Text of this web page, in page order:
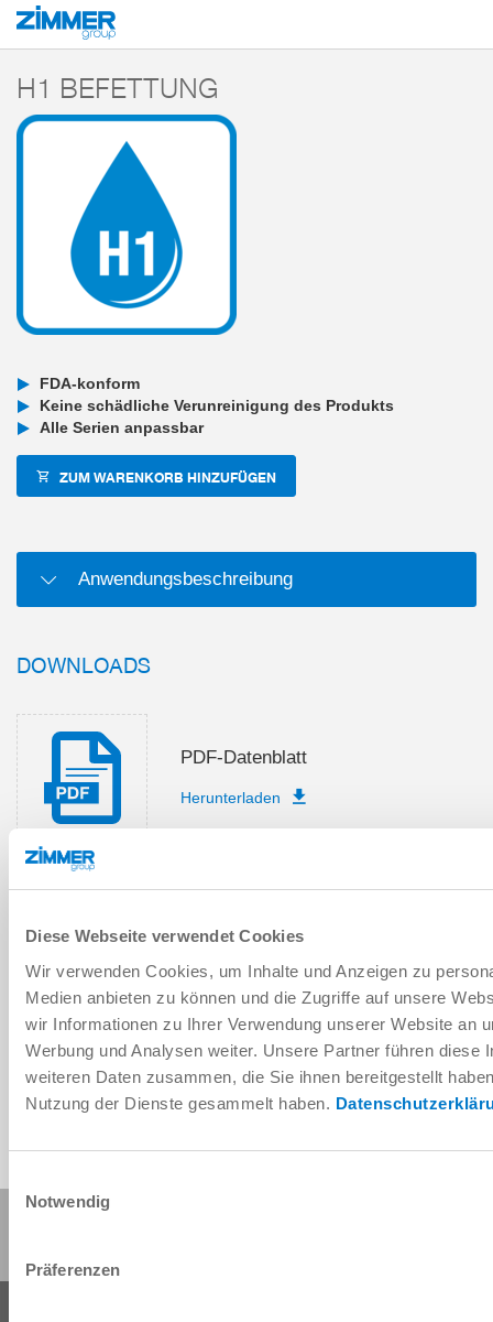
Diese Webseite verwendet Cookies
Wir verwenden Cookies, um Inhalte und Anzeigen zu
Medien anbieten zu können und die Zugriffe auf unsere
wir Informationen zu Ihrer Verwendung unserer Website an
Werbung und Analysen weiter. Unsere Partner führen diese
weiteren Daten zusammen, die Sie ihnen bereitgestellt
Nutzung der Dienste gesammelt haben.
Notwendig
Präferenzen
Start Produkte
H1 BEFETTUNG
FDA-konform
Keine schädliche Verunreinigung des Produkts
Alle Serien anpassbar
ZUM WARENKORB HINZUFÜGEN
Anwendungsbeschreibung
DOWNLOADS
PDF-Datenblatt
Herunterladen